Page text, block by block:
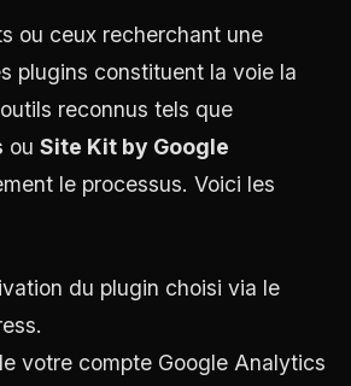
ou ceux recherchant une
plugins constituent la voie la
reconnus tels que
ou Site Kit by Google
le processus. Voici les
du plugin choisi via le
votre compte Google Analytics